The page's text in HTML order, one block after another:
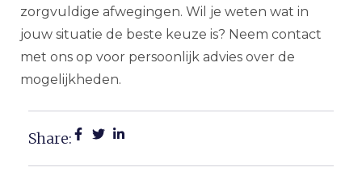
zorgvuldige afwegingen. Wil je weten wat in
jouw situatie de beste keuze is? Neem contact
met ons op voor persoonlijk advies over de
mogelijkheden.
Share: